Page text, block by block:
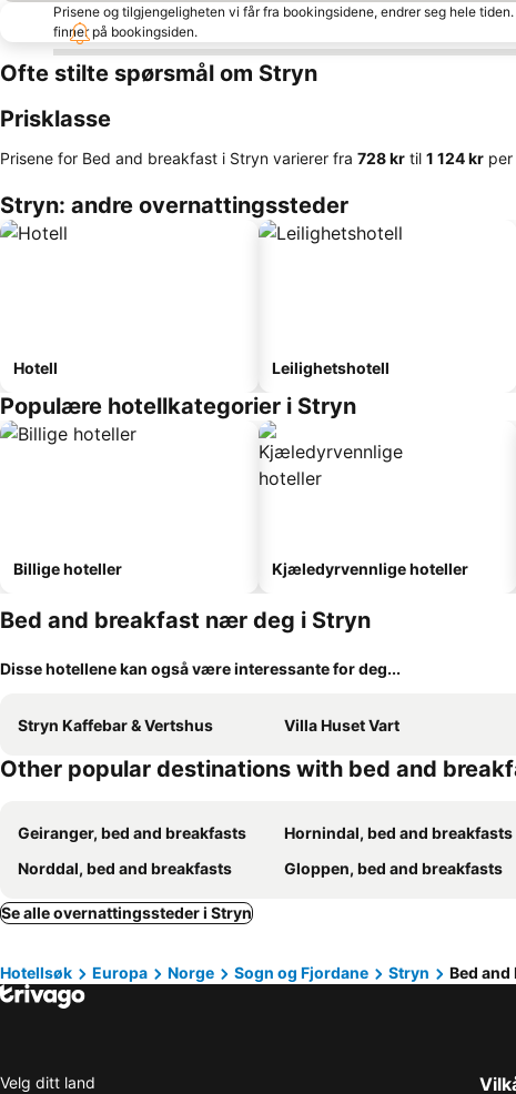
Prisene og tilgjengeligheten vi får fra bookingsidene, endrer seg hele
finner på bookingsiden.
Ofte stilte spørsmål om Stryn
Prisklasse
Prisene for Bed and breakfast i Stryn varierer fra ‎728 kr til ‎1 124 kr
Stryn: andre overnattingssteder
Hotell Leilighetshotell
Populære hotellkategorier i Stryn
Billige hoteller Kjæledyrvennlige hoteller
Bed and breakfast nær deg i Stryn
Disse hotellene kan også være interessante for deg...
Stryn Kaffebar & Vertshus Villa Huset Vart
Other popular destinations with bed and
Geiranger, bed and breakfasts Hornindal, bed and breakfasts
Norddal, bed and breakfasts
Gloppen, bed and breakfasts
Se alle overnattingssteder i Stryn
Hotellsøk Europa Norge Sogn og Fjordane Stryn Bed and
Velg ditt land